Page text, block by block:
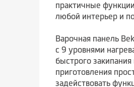
практичные
любой интерьер и
Варочная панель
с 9 уровнями
быстрого
приготовления
задействовать